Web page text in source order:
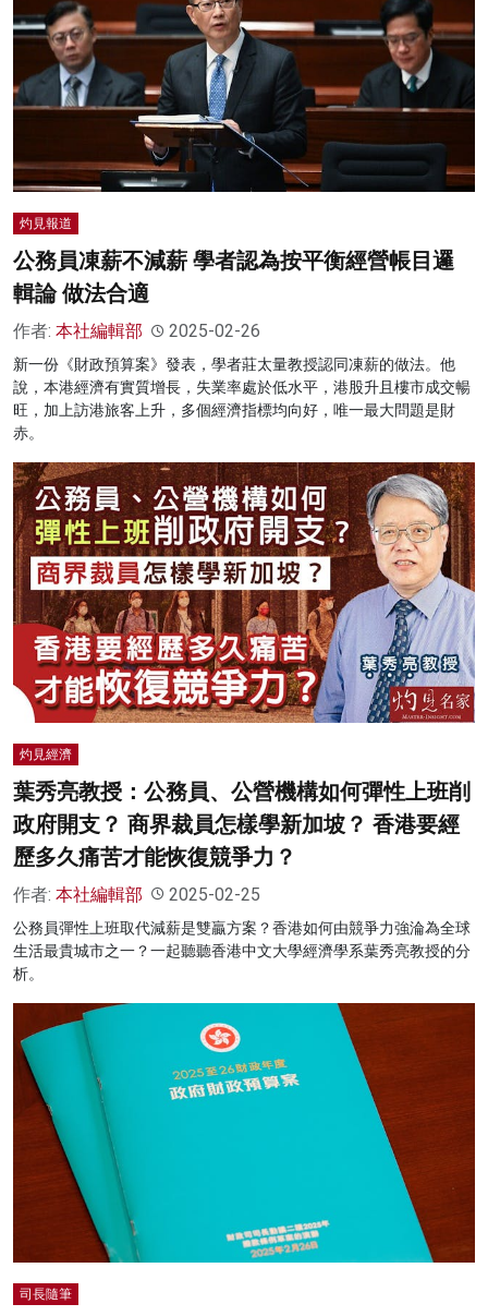
灼見報道
公務員凍薪不減薪 學者認為按平衡經營帳目邏
輯論 做法合適
作者: 本社編輯部 2025-02-26
新一份《財政預算案》發表，學者莊太量教授認同凍薪的做法。他
說，本港經濟有實質增長，失業率處於低水平，港股升且樓市成交暢
旺，加上訪港旅客上升，多個經濟指標均向好，唯一最大問題是財
赤。
灼見經濟
葉秀亮教授：公務員、公營機構如何彈性上班削
政府開支？ 商界裁員怎樣學新加坡？ 香港要經
歷多久痛苦才能恢復競爭力？
作者: 本社編輯部 2025-02-25
公務員彈性上班取代減薪是雙贏方案？香港如何由競爭力強淪為全球
生活最貴城市之一？一起聽聽香港中文大學經濟學系葉秀亮教授的分
析。
司長隨筆